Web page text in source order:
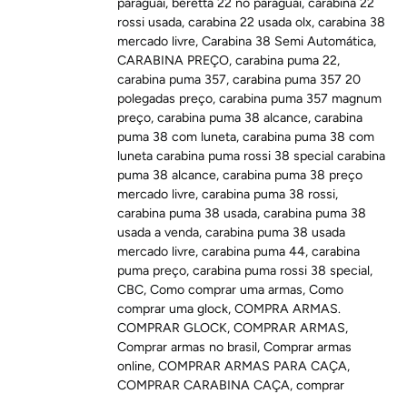
rossi usada,carabina 22 usada olx,carabina 38
mercado livre,Carabina 38 Semi Automática,
CARABINA PREÇO,carabina puma 22,
carabina puma 357,carabina puma 357 20
polegadas preço,carabina puma 357 magnum
preço,carabina puma 38 alcance,carabina
puma 38 com luneta,carabina puma 38 com
luneta carabina puma rossi 38 special carabina
puma 38 alcance,carabina puma 38 preço
mercado livre,carabina puma 38 rossi,
carabina puma 38 usada,carabina puma 38
usada a venda,carabina puma 38 usada
mercado livre,carabina puma 44,carabina
puma preço,carabina puma rossi 38 special,
CBC,Como comprar uma armas,Como
comprar uma glock,COMPRA ARMAS.
COMPRAR GLOCK,COMPRAR ARMAS,
Comprar armas no brasil,Comprar armas
online,COMPRAR ARMAS PARA CAÇA,
COMPRAR CARABINA CAÇA,comprar